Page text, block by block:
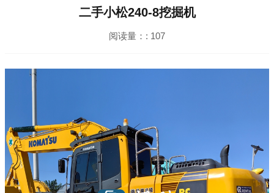
二手小松240-8挖掘机
阅读量：: 107